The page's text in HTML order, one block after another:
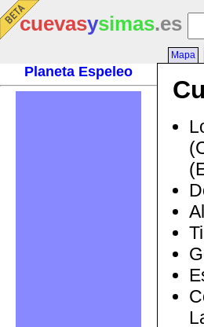
cuevasysimas.es
Planeta Espeleo
Mapa